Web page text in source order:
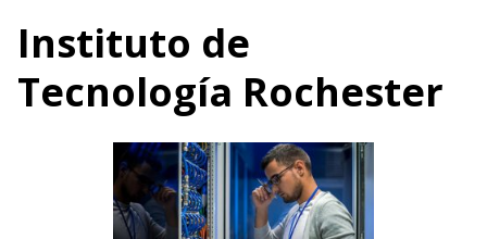
Instituto de
Tecnología Rochester